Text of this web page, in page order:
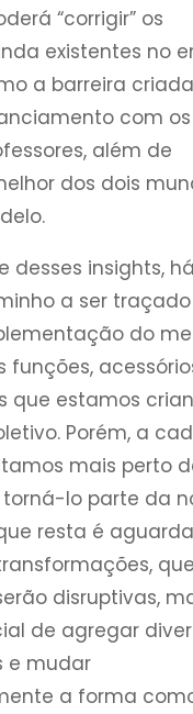
“corrigir” os
existentes no
a barreira
com os
além de
dos dois
desses insights,
a ser
do
funções,
que estamos
Porém, a
mais perto
lo parte da
resta é
que
disruptivas,
de agregar
e mudar
a forma